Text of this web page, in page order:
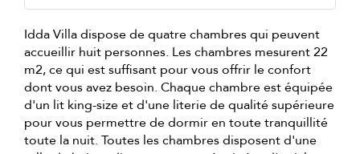
Idda Villa dispose de quatre chambres qui peuvent
accueillir huit personnes. Les chambres mesurent 22
m2, ce qui est suffisant pour vous offrir le confort
dont vous avez besoin. Chaque chambre est équipée
d'un lit king-size et d'une literie de qualité supérieure
pour vous permettre de dormir en toute tranquillité
toute la nuit. Toutes les chambres disposent d'une